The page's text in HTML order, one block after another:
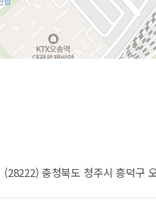
(28222) 충청북도 청주시 흥덕구